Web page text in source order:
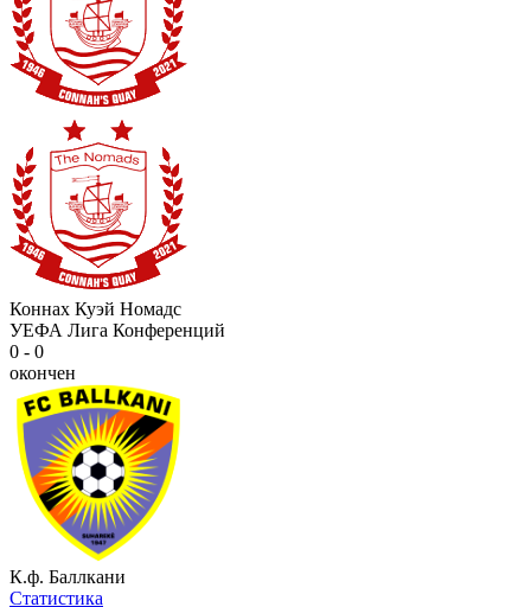
Коннах Куэй Номадс
УЕФА Лига Конференций
0 - 0
окончен
К.ф. Баллкани
Статистика